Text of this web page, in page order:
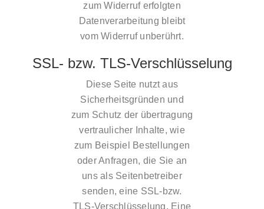
zum Widerruf erfolgten
Datenverarbeitung bleibt
vom Widerruf unberührt.
SSL- bzw. TLS-Verschlüsselung
Diese Seite nutzt aus
Sicherheitsgründen und
zum Schutz der übertragung
vertraulicher Inhalte, wie
zum Beispiel Bestellungen
oder Anfragen, die Sie an
uns als Seitenbetreiber
senden, eine SSL-bzw.
TLS-Verschlüsselung. Eine